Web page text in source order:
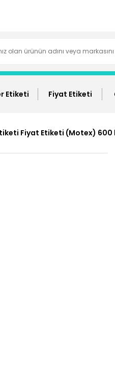
Etiketi Fiyat Etiketi
Fiyat Etiketi (Motex) 600